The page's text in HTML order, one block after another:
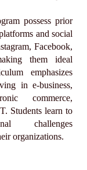
possess prior
and social
Facebook,
them ideal
emphasizes
in e-business,
commerce,
Students learn to
challenges
organizations.